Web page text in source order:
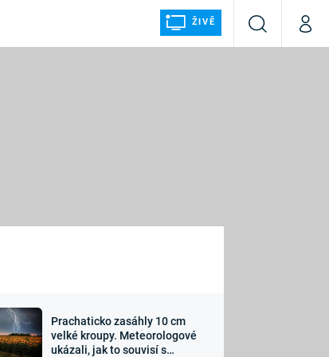
ŽIVĚ
VyhledáváníMůj
Sledujte nás
Prachaticko zasáhly 10 cm
velké kroupy. Meteorologové
ukázali, jak to souvisí s